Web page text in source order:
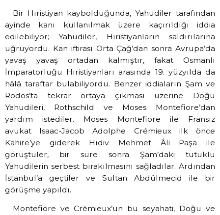
Bir Hıristiyan kaybolduğunda, Yahudiler tarafından
ayinde kanı kullanılmak üzere kaçırıldığı iddia
edilebiliyor; Yahudiler, Hıristiyanların saldırılarına
uğruyordu. Kan iftirası Orta Çağ’dan sonra Avrupa’da
yavaş yavaş ortadan kalmıştır, fakat Osmanlı
İmparatorluğu Hıristiyanları arasında 19. yüzyılda da
hâlâ taraftar bulabiliyordu. Benzer iddiaların Şam ve
Rodos’ta tekrar ortaya çıkması üzerine Doğu
Yahudileri, Rothschild ve Moses Montefiore’dan
yardım istediler. Moses Montefiore ile Fransız
avukat Isaac-Jacob Adolphe Crémieuxilk önce
Kahire’ye giderek Hıdiv Mehmet Âli Paşa ile
görüştüler, bir süre sonra Şam’daki tutuklu
Yahudilerin serbest bırakılmasını sağladılar. Ardından
İstanbul’a geçtiler ve Sultan Abdülmecid ile bir
görüşme yapıldı.
Montefiore ve Crémieux’un bu seyahati, Doğu ve